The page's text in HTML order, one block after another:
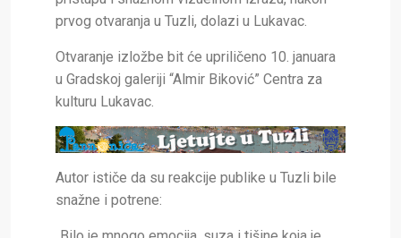
prvog otvaranja u Tuzli, dolazi u Lukavac.
Otvaranje izložbe bit će upriličeno 10. januara
u Gradskoj galeriji “Almir Biković” Centra za
kulturu Lukavac.
Autor ističe da su reakcije publike u Tuzli bile
snažne i potrene: